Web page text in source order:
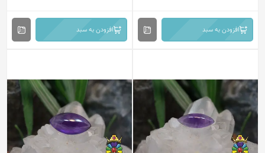
افزودن به سبد افزودن به سبد